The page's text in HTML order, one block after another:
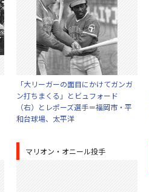
「大リーガーの面目にかけてガンガ
ン打ちまくる」とビュフォード
（右）とレポーズ選手＝福岡市・平
和台球場、太平洋
マリオン・オニール投手